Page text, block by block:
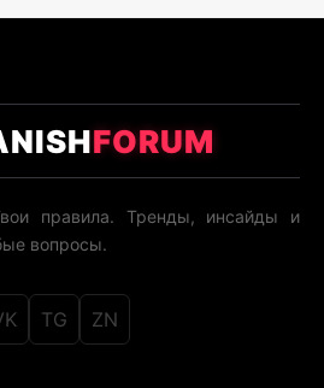
FORUM
правила. Тренды, инсайды и
вопросы.
TG ZN